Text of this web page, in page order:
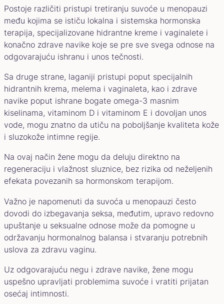
Postoje različiti pristupi tretiranju suvoće u menopauzi
među kojima se ističu lokalna i sistemska hormonska
terapija, specijalizovane hidrantne kreme i vaginalete i
konačno zdrave navike koje se pre sve svega odnose na
odgovarajuću ishranu i unos tečnosti.
Sa druge strane, laganiji pristupi poput specijalnih
hidrantnih krema, melema i vaginaleta, kao i zdrave
navike poput ishrane bogate omega-3 masnim
kiselinama, vitaminom D i vitaminom E i dovoljan unos
vode, mogu znatno da utiču na poboljšanje kvaliteta kože
i sluzokože intimne regije.
Na ovaj način žene mogu da deluju direktno na
regeneraciju i vlažnost sluznice, bez rizika od neželjenih
efekata povezanih sa hormonskom terapijom.
Važno je napomenuti da suvoća u menopauzi često
dovodi do izbegavanja seksa, međutim, upravo redovno
upuštanje u seksualne odnose može da pomogne u
održavanju hormonalnog balansa i stvaranju potrebnih
uslova za zdravu vaginu.
Uz odgovarajuću negu i zdrave navike, žene mogu
uspešno upravljati problemima suvoće i vratiti prijatan
osećaj intimnosti.